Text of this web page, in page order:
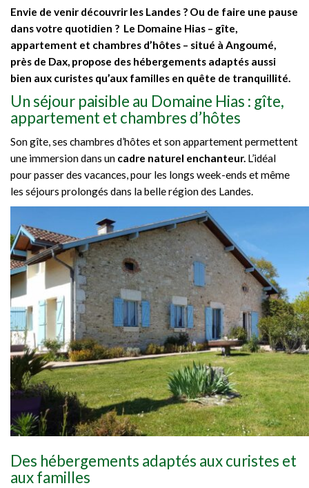
Envie de venir découvrir les Landes ? Ou de faire une pause
dans votre quotidien ? Le Domaine Hias – gîte,
appartement et chambres d’hôtes – situé à Angoumé,
près de Dax, propose des hébergements adaptés aussi
bien aux curistes qu’aux familles en quête de tranquillité.
Un séjour paisible au Domaine Hias : gîte,
appartement et chambres d’hôtes
Son gîte, ses chambres d’hôtes et son appartement permettent
une immersion dans un cadre naturel enchanteur. L’idéal
pour passer des vacances, pour les longs week-ends et même
les séjours prolongés dans la belle région des Landes.
Des hébergements adaptés aux curistes et
aux familles